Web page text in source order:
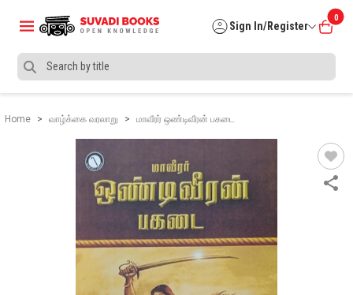
Sign In/Register
0
Home வாழ்க்கை வரலாறு மாவீரர் ஒண்டிவீரன் பகடை